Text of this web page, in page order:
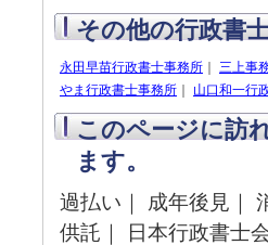
その他の行政書
永田早苗行政書士事務所 三上事
やま行政書士事務所
山口和一行
このページに訪
ます。
過払い｜ 成年後見｜
供託｜ 日本行政書士